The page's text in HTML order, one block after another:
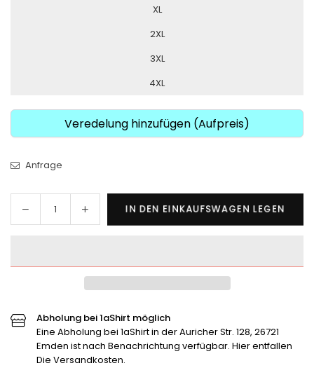
XL
2XL
3XL
4XL
Veredelung hinzufügen (Aufpreis)
Anfrage
Menge
für
Jacke
verringern
Menge
für
Jacke
erhöhen
IN DEN EINKAUFSWAGEN LEGEN
Abholung bei 1aShirt möglich
Eine Abholung bei 1aShirt in der Auricher Str. 128, 26721
Emden ist nach Benachrichtung verfügbar. Hier entfallen
Die Versandkosten.